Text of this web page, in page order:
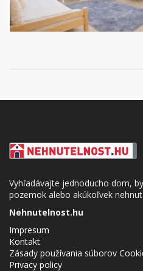
Vyhľadávajte jednoducho dom,
pozemok alebo akúkoľvek
Nehnutelnost.hu
Impresum
Kontakt
Zásady používania súborov
Privacy policy